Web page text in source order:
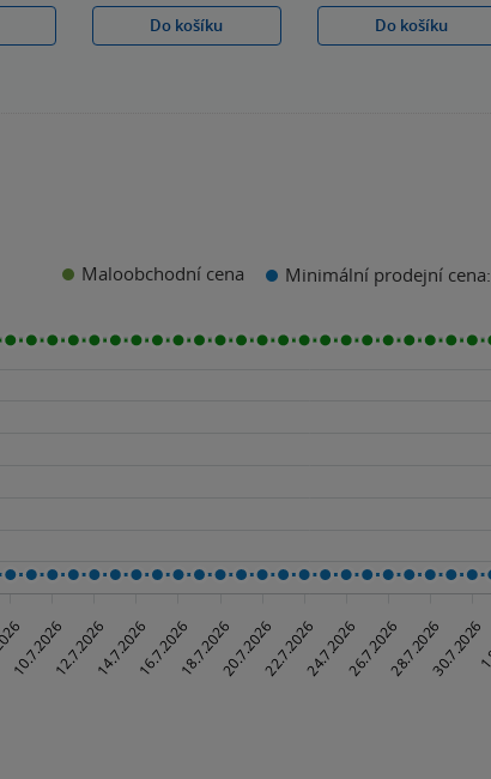
Do košíku
Do košíku
Maloobchodní cena Minimální prodejní cena: